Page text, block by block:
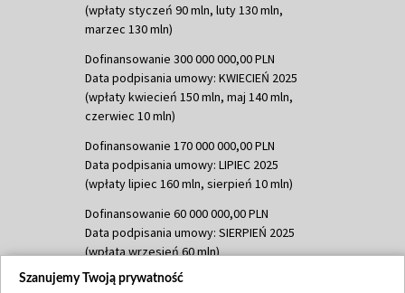
(wpłaty styczeń 90 mln, luty 130 mln,
marzec 130 mln)
Dofinansowanie 300 000 000,00 PLN
Data podpisania umowy: KWIECIEŃ 2025
(wpłaty kwiecień 150 mln, maj 140 mln,
czerwiec 10 mln)
Dofinansowanie 170 000 000,00 PLN
Data podpisania umowy: LIPIEC 2025
(wpłaty lipiec 160 mln, sierpień 10 mln)
Dofinansowanie 60 000 000,00 PLN
Data podpisania umowy: SIERPIEŃ 2025
(wpłata wrzesień 60 mln)
Dofinansowanie 635 783 051,21 PLN
Szanujemy Twoją prywatność